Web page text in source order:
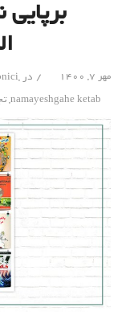
مهر ۷, ۱۴۰۰ / در,
namayeshgahe ketab
,